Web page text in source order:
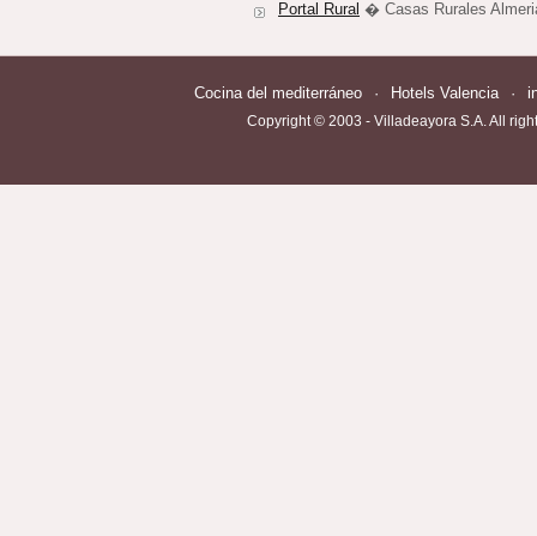
Portal Rural � Casas Rurales
Cocina del mediterráneo · Hotels Valencia ·
Copyright © 2003 - Villadeayora S.A. All